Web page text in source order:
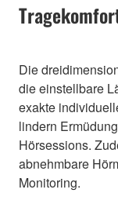
Die
die einstellbare
exakte
lindern
Hörsessions.
abnehmbare
Monitoring.